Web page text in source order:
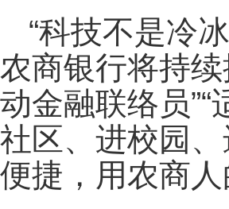
“科技不是冷
农商银行将持续
动金融联络员
社区、进校园
便捷，用农商